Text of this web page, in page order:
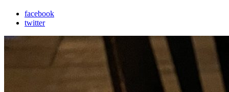
facebook
twitter